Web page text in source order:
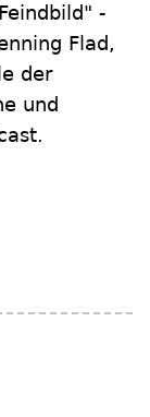
-
Flad,
der
und